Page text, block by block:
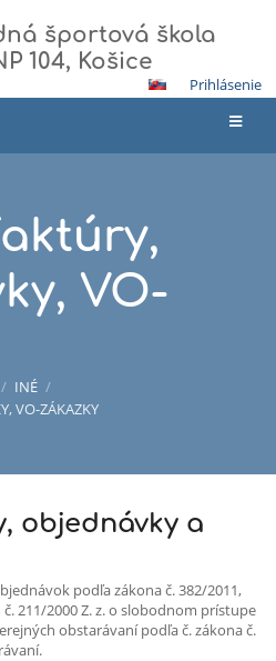
športová škola
104, Košice
Prihlásenie
VO-
/ INÉ /
VO-ZÁKAZKY
objednávky a
podľa zákona č. 382/2011,
211/2000 Z. z. o slobodnom prístupe
obstarávaní podľa č. zákona č.